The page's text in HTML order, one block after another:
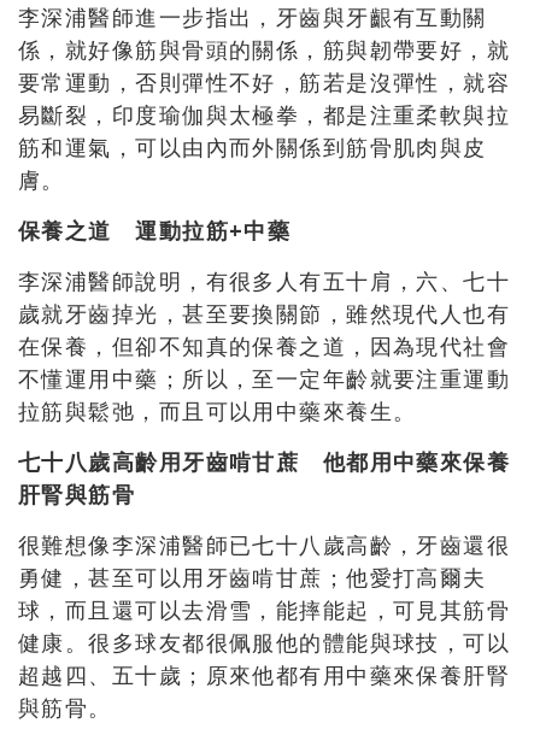
李深浦醫師進一步指出，牙齒與牙齦有互動關
係，就好像筋與骨頭的關係，筋與韌帶要好，就
要常運動，否則彈性不好，筋若是沒彈性，就容
易斷裂，印度瑜伽與太極拳，都是注重柔軟與拉
筋和運氣，可以由內而外關係到筋骨肌肉與皮
膚。
保養之道 運動拉筋+中藥
李深浦醫師說明，有很多人有五十肩，六、七十
歲就牙齒掉光，甚至要換關節，雖然現代人也有
在保養，但卻不知真的保養之道，因為現代社會
不懂運用中藥；所以，至一定年齡就要注重運動
拉筋與鬆弛，而且可以用中藥來養生。
七十八歲高齡用牙齒啃甘蔗 他都用中藥來保養
肝腎與筋骨
很難想像李深浦醫師已七十八歲高齡，牙齒還很
勇健，甚至可以用牙齒啃甘蔗；他愛打高爾夫
球，而且還可以去滑雪，能摔能起，可見其筋骨
健康。很多球友都很佩服他的體能與球技，可以
超越四、五十歲；原來他都有用中藥來保養肝腎
與筋骨。